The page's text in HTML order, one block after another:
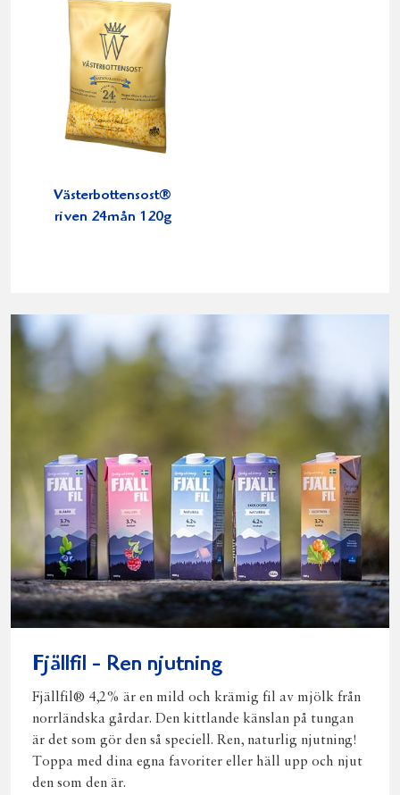
Västerbottensost®
riven 24mån 120g
Fjällfil - Ren njutning
Fjällfil® 4,2% är en mild och krämig fil av mjölk från
norrländska gårdar. Den kittlande känslan på tungan
är det som gör den så speciell. Ren, naturlig njutning!
Toppa med dina egna favoriter eller häll upp och njut
den som den är.